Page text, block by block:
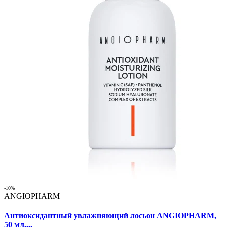
-10%
ANGIOPHARM
Антиоксидантный увлажняющий лосьон ANGIOPHARM,
50 мл....